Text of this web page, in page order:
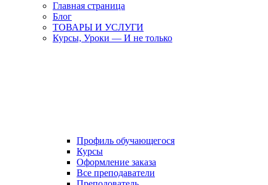
Главная страница
Блог
ТОВАРЫ И УСЛУГИ
Курсы, Уроки — И не только
Профиль обучающегося
Курсы
Оформление заказа
Все преподаватели